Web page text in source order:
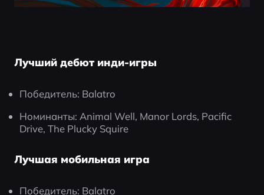
Лучший дебют инди-игры
Победитель: Balatro
Номинанты: Animal Well, Manor Lords, Pacific
Drive, The Plucky Squire
Лучшая мобильная игра
Победитель: Balatro